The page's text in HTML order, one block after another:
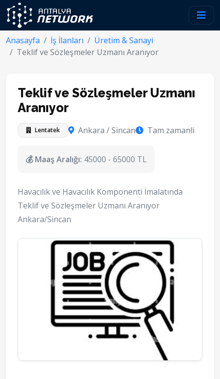
Anasayfa İş İlanları
Üretim & Sanayi
Teklif ve Sözleşmeler Uzmanı Aranıyor
Teklif ve Sözleşmeler Uzmanı
Aranıyor
Lentatek Ankara / Sincan Tam zamanli
💰 Maaş Aralığı: 45000 - 65000 TL
Havacılık ve Havacılık Komponenti İmalatında
Teklif ve Sözleşmeler Uzmanı Aranıyor
Ankara/Sincan